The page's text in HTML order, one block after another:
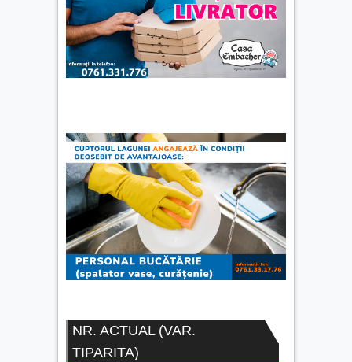
NR. ACTUAL (VAR.
TIPARITA)